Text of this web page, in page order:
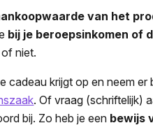
van het
bij je beroepsinkomen of
niet.
cadeau krijgt op en neem er
. Of vraag (schriftelijk)
bij. Zo heb je een bewijs